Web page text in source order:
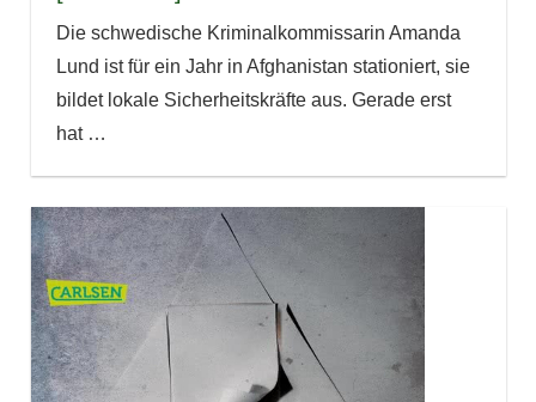
Die schwedische Kriminalkommissarin Amanda
Lund ist für ein Jahr in Afghanistan stationiert, sie
bildet lokale Sicherheitskräfte aus. Gerade erst
hat …